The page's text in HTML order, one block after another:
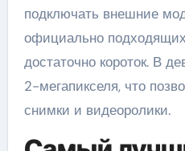
подключать внешние
официально
достаточно короток. В
2-мегапикселя, что
снимки и видеоролики.